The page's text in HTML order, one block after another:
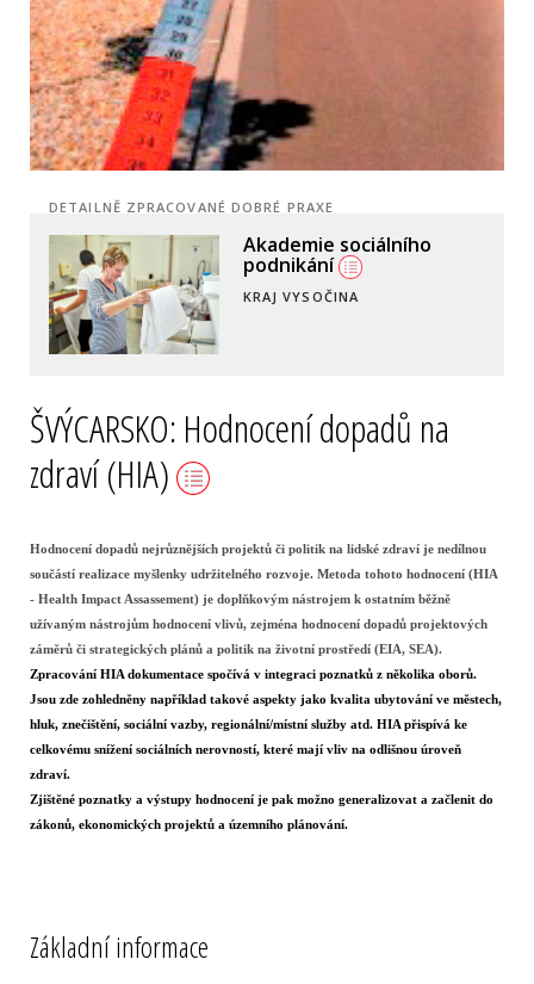
DETAILNĚ ZPRACOVANÉ DOBRÉ PRAXE
Město dává práci
dlouhodobě
nezaměstnaným
ŠVÝCARSKO: Hodnocení dopadů na
zdraví (HIA)
Hodnocení dopadů nejrůznějších projektů či politik na lidské zdraví je nedílnou
součástí realizace myšlenky udržitelného rozvoje. Metoda tohoto hodnocení (HIA
- Health Impact Assassement) je doplňkovým nástrojem k ostatním běžně
užívaným nástrojům hodnocení vlivů, zejména hodnocení dopadů projektových
záměrů či strategických plánů a politik na životní prostředí (EIA, SEA).
Zpracování HIA dokumentace spočívá v integraci poznatků z několika oborů.
Jsou zde zohledněny například takové aspekty jako kvalita ubytování ve městech,
hluk, znečištění, sociální vazby, regionální/místní služby atd. HIA přispívá ke
celkovému snížení sociálních nerovností, které mají vliv na odlišnou úroveň
zdraví.
Zjištěné poznatky a výstupy hodnocení je pak možno generalizovat a začlenit do
zákonů, ekonomických projektů a územního plánování.
Základní informace